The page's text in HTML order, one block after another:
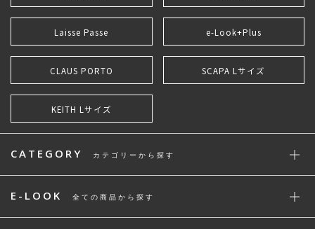
Laisse Passe e-Look+Plus
CLAUS PORTO SCAPA Lサイズ
KEITH Lサイズ
CATEGORY カテゴリーから探す
E-LOOK 全ての商品から探す